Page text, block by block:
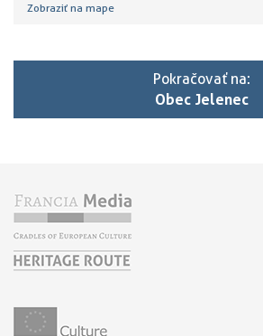
Zobraziť na mape
Pokračovať na:
Obec Jelenec